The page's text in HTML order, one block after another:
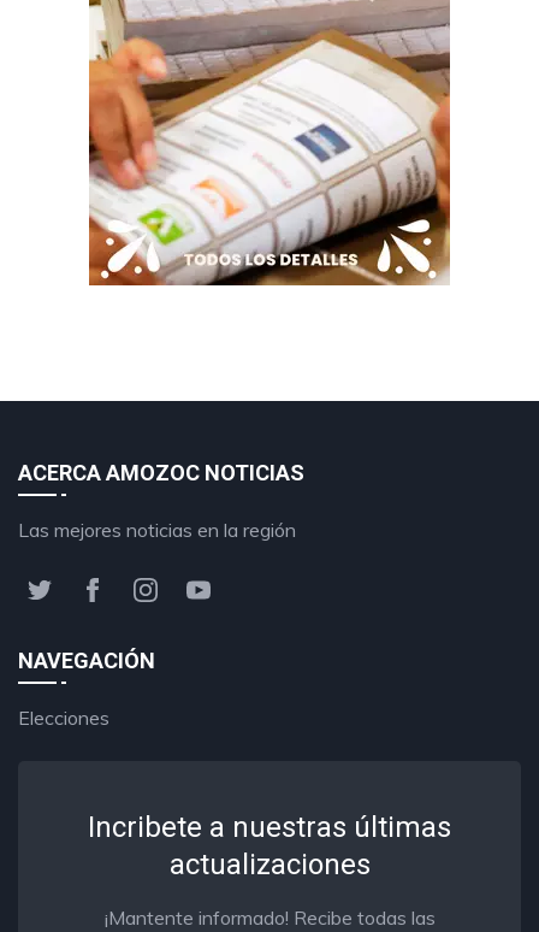
ACERCA AMOZOC NOTICIAS
Las mejores noticias en la región
NAVEGACIÓN
Elecciones
Incribete a nuestras últimas
actualizaciones
¡Mantente informado! Recibe todas las